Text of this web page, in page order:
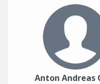
Anton Andreas